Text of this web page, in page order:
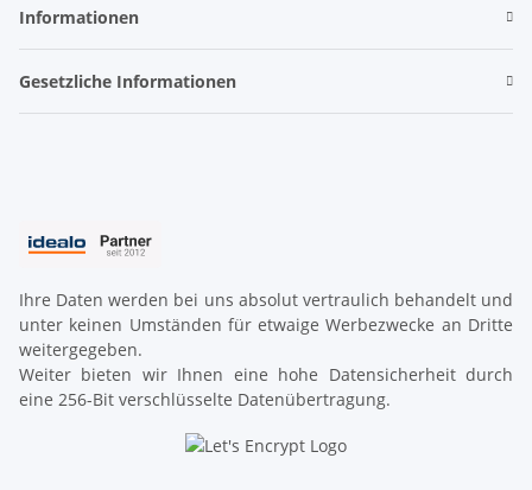
Informationen
Gesetzliche Informationen
Ihre Daten werden bei uns absolut vertraulich behandelt und
unter keinen Umständen für etwaige Werbezwecke an Dritte
weitergegeben.
Weiter bieten wir Ihnen eine hohe Datensicherheit durch
eine 256-Bit verschlüsselte Datenübertragung.